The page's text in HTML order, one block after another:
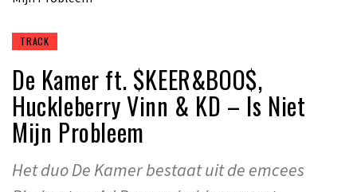
TRACK
De Kamer ft. $KEER&BOO$,
Huckleberry Vinn & KD – Is Niet
Mijn Probleem
Het duo De Kamer bestaat uit de emcees